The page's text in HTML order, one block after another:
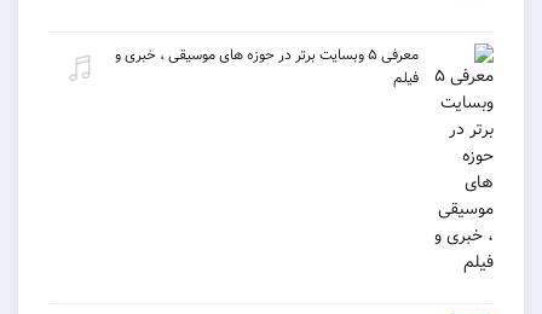
معرفی ۵ وبسایت برتر در حوزه های موسیقی ، خبری و
فیلم